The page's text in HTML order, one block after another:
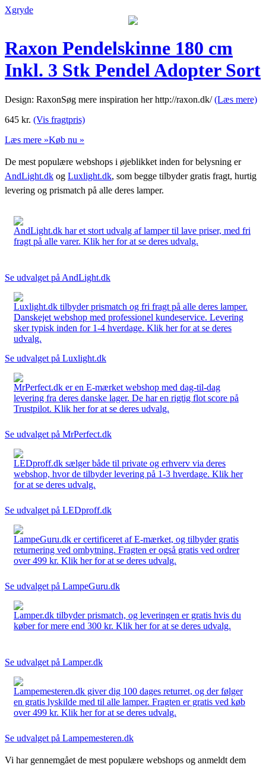
Xgryde
Raxon Pendelskinne 180 cm
Inkl. 3 Stk Pendel Adopter Sort
Design: RaxonSøg mere inspiration her http://raxon.dk/(Læs mere)
645 kr. (Vis fragtpris)
Læs mere »Køb nu »
De mest populære webshops i øjeblikket inden for belysning er
AndLight.dk og Luxlight.dk, som begge tilbyder gratis fragt, hurtig
levering og prismatch på alle deres lamper.
AndLight.dk har et stort udvalg af lamper til lave priser, med fri
fragt på alle varer. Klik her for at se deres udvalg.
Se udvalget på AndLight.dk
Luxlight.dk tilbyder prismatch og fri fragt på alle deres lamper.
Danskejet webshop med professionel kundeservice. Levering
sker typisk inden for 1-4 hverdage. Klik her for at se deres
udvalg.
Se udvalget på Luxlight.dk
MrPerfect.dk er en E-mærket webshop med dag-til-dag
levering fra deres danske lager. De har en rigtig flot score på
Trustpilot. Klik her for at se deres udvalg.
Se udvalget på MrPerfect.dk
LEDproff.dk sælger både til private og erhverv via deres
webshop, hvor de tilbyder levering på 1-3 hverdage. Klik her
for at se deres udvalg.
Se udvalget på LEDproff.dk
LampeGuru.dk er certificeret af E-mærket, og tilbyder gratis
returnering ved ombytning. Fragten er også gratis ved ordrer
over 499 kr. Klik her for at se deres udvalg.
Se udvalget på LampeGuru.dk
Lamper.dk tilbyder prismatch, og leveringen er gratis hvis du
køber for mere end 300 kr. Klik her for at se deres udvalg.
Se udvalget på Lamper.dk
Lampemesteren.dk giver dig 100 dages returret, og der følger
en gratis lyskilde med til alle lamper. Fragten er gratis ved køb
over 499 kr. Klik her for at se deres udvalg.
Se udvalget på Lampemesteren.dk
Vi har gennemgået de mest populære webshops og anmeldt dem